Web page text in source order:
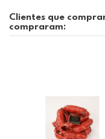
Clientes que
compraram: